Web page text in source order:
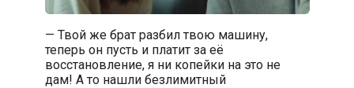
— Твой же брат разбил твою машину,
теперь он пусть и платит за её
восстановление, я ни копейки на это не
дам! А то нашли безлимитный